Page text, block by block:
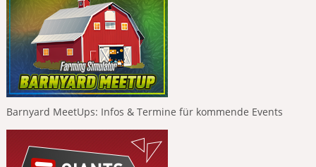
Barnyard MeetUps: Infos & Termine für kommende Events